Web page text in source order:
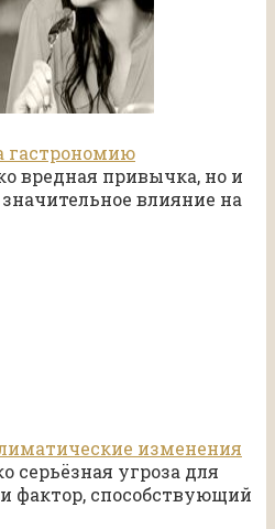
гастрономию
вредная привычка, но и
влияние на
изменения
серьёзная угроза для
фактор, способствующий